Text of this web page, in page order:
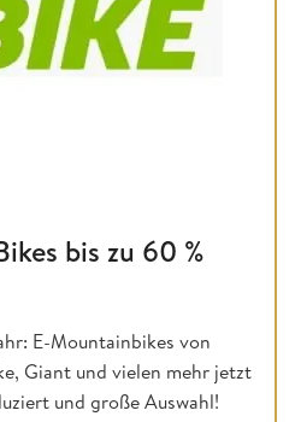
bis zu 60 %
E-Mountainbikes von
Giant und vielen mehr jetzt
und große Auswahl!